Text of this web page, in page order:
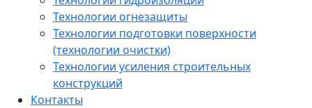
Технологии огнезащиты
Технологии подготовки поверхности
(технологии очистки)
Технологии усиления строительных
конструкций
Контакты